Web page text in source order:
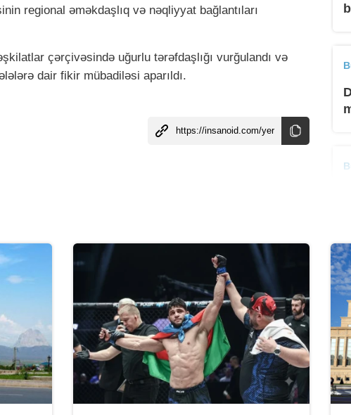
regional əməkdaşlıq və nəqliyyat bağlantıları
çərçivəsində uğurlu tərəfdaşlığı vurğulandı və
dair fikir mübadiləsi aparıldı.